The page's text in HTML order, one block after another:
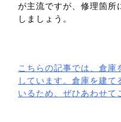
が主流ですが、修理箇所
しましょう。
こちらの記事では、倉庫
しています。倉庫を建
いるため、ぜひあわせて